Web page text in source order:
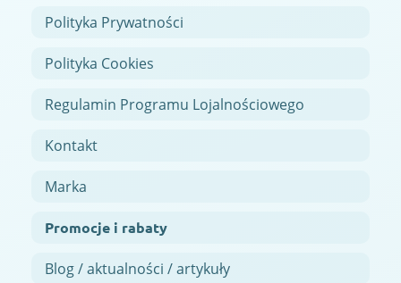
Polityka Prywatności
Polityka Cookies
Regulamin Programu Lojalnościowego
Kontakt
Marka
Promocje i rabaty
Blog / aktualności / artykuły